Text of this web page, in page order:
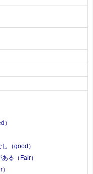
）
（good）
る（Fair）